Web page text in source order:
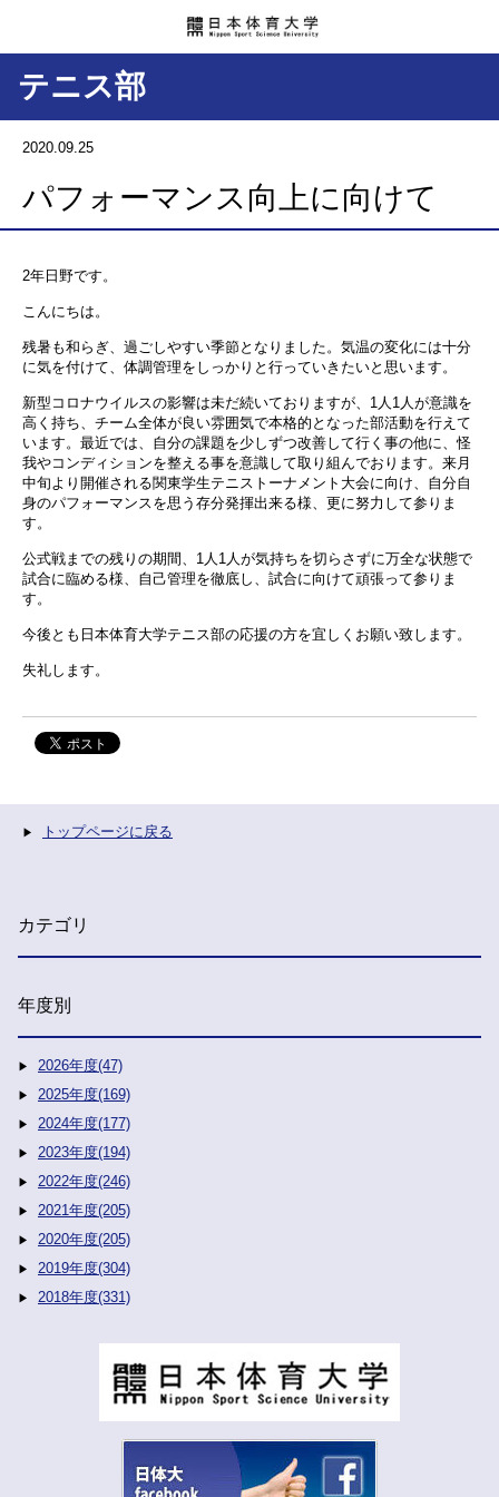
テニス部
2020.09.25
パフォーマンス向上に向けて
2年日野です。
こんにちは。
残暑も和らぎ、過ごしやすい季節となりました。 気温の変化には十分
に気を付けて、体調管理をしっかりと行っていきたいと思います。
新型コロナウイルスの影響は未だ続いておりますが、1人 1人が意識を
高く持ち、チーム全体が良い雰囲気で本格的となった部活動を行えて
います。 最近では、自分の課題を少しずつ改善して行く事の他に、怪
我やコンディションを整える事を意識して取り組んでおります。来月
中旬より開催される関東学生テニストーナメント大会に向け、自分自
身のパフォーマンスを思う存分発揮出来る様、更に努力して参りま
す。
公式戦までの残りの期間、 1人 1人が気持ちを切らさずに万全な状態で
試合に臨める様、自己管理を徹底し、試合に向けて頑張って参りま
す。
今後とも日本体育大学テニス部の応援の方を宜しくお願い致します。
失礼します。
トップページに戻る
カテゴリ
年度別
2026年度(47)
2025年度(169)
2024年度(177)
2023年度(194)
2022年度(246)
2021年度(205)
2020年度(205)
2019年度(304)
2018年度(331)